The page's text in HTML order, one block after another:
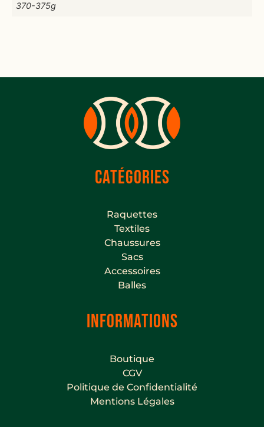
370-375g
CATÉGORIES
Raquettes
Textiles
Chaussures
Sacs
Accessoires
Balles
INFORMATIONS
Boutique
CGV
Politique de Confidentialité
Mentions Légales